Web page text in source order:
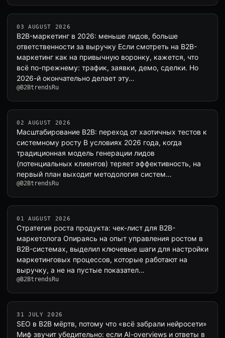
03 AUGUST 2026
B2B-маркетинг в 2026: меньше лидов, больше
ответственности за выручку Если смотреть на B2B-
маркетинг как на привычную воронку, кажется, что
всё по-прежнему: трафик, заявки, демо, сделки. Но
2026-й окончательно делает эту…
@B2BtrendsRu
02 AUGUST 2026
Масштабирование B2B: переход от хаотичных тестов к
системному росту В условиях 2026 года, когда
традиционная модель генерации лидов
(потенциальных клиентов) теряет эффективность, на
первый план выходит методология систем…
@B2BtrendsRu
01 AUGUST 2026
Стратегия роста продукта: чек-лист для B2B-
маркетолога Опираясь на опыт управления ростом в
B2B-системах, выделил ключевые шаги для настройки
маркетинговых процессов, которые работают на
выручку, а не на пустые показател…
@B2BtrendsRu
31 JULY 2026
SEO в B2B мёртв, потому что «всё забрали нейросети»
Миф звучит убедительно: если AI-overviews и ответы в